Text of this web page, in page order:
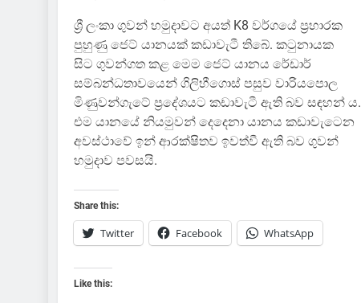
ශ්‍රී ලංකා ගුවන් හමුදාවට අයත් K8 වර්ගයේ ප්‍රහාරක
පුහුණු ජෙට් යානයක් කඩාවැටී තිබේ. කටුනායක
සිට ගුවන්ගත කළ මෙම ජෙට් යානය රේඩාර්
සම්බන්ධතාවයෙන් ගිලිහීගොස් පසුව වාරියපොල
මිණුවන්ගැටේ ප්‍රදේශයට කඩාවැටී ඇති බව සඳහන් ය.
එම යානයේ නියමුවන් දෙදෙනා යානය කඩාවැටෙන
අවස්ථාවේ ඉන් ආරක්ෂිතව ඉවත්වී ඇති බව ගුවන්
හමුදාව පවසයි.
Share this:
Twitter Facebook WhatsApp
Like this: